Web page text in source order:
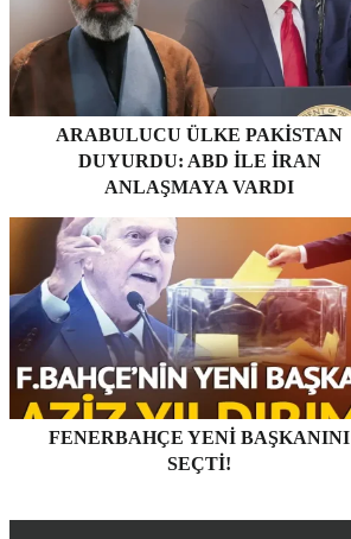
ARABULUCU ÜLKE PAKISTAN
DUYURDU: ABD ILE İRAN
ANLAŞMAYA VARDI
FENERBAHÇE YENI BAŞKANINI
SEÇTI!